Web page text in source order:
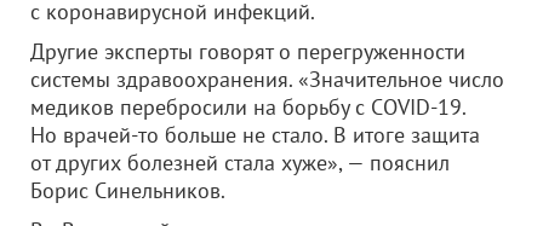
с коронавирусной инфекций.
Другие эксперты говорят о перегруженности
системы здравоохранения. «Значительное число
медиков перебросили на борьбу с COVID-19.
Но врачей-то больше не стало. В итоге защита
от других болезней стала хуже», — пояснил
Борис Синельников.